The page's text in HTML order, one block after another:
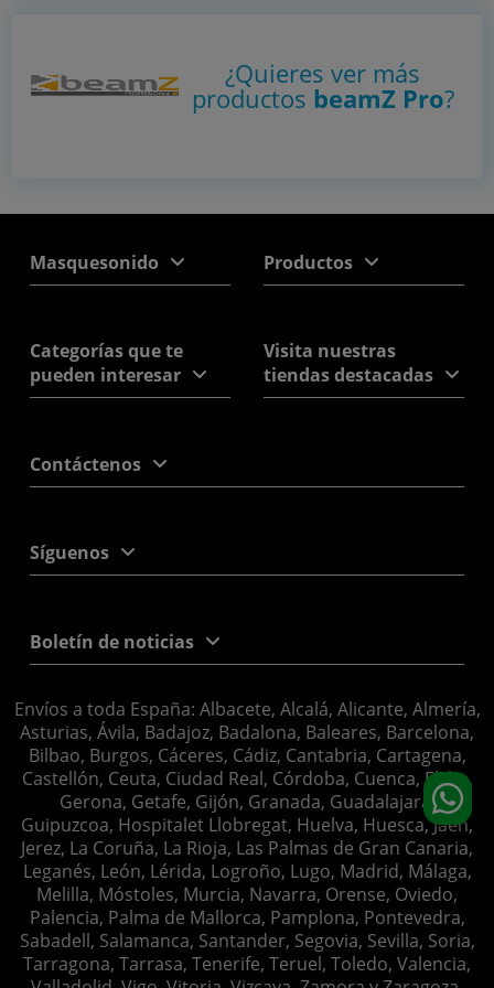
¿Quieres ver más
productos beamZ Pro?
Masquesonido Productos
Categorías que te
pueden interesar
Visita nuestras
tiendas destacadas
Contáctenos
Síguenos
Boletín de noticias
Envíos a toda España: Albacete, Alcalá, Alicante, Almería,
Asturias, Ávila, Badajoz, Badalona, Baleares, Barcelona,
Bilbao, Burgos, Cáceres, Cádiz, Cantabria, Cartagena,
Castellón, Ceuta, Ciudad Real, Córdoba, Cuenca, Elche,
Gerona, Getafe, Gijón, Granada, Guadalajara,
Guipuzcoa, Hospitalet Llobregat, Huelva, Huesca, Jaén,
Jerez, La Coruña, La Rioja, Las Palmas de Gran Canaria,
Leganés, León, Lérida, Logroño, Lugo, Madrid, Málaga,
Melilla, Móstoles, Murcia, Navarra, Orense, Oviedo,
Palencia, Palma de Mallorca, Pamplona, Pontevedra,
Sabadell, Salamanca, Santander, Segovia, Sevilla, Soria,
Tarragona, Tarrasa, Tenerife, Teruel, Toledo, Valencia,